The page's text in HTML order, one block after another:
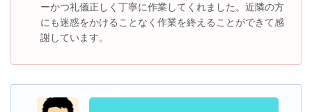
ーかつ礼儀正しく丁寧に作業してくれました。近隣の方
にも迷惑をかけることなく作業を終えることができて感
謝しています。